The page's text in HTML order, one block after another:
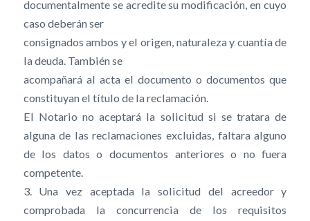
documentalmente se acredite su modificación, en cuyo
caso deberán ser
consignados ambos y el origen, naturaleza y cuantía de
la deuda. También se
acompañará al acta el documento o documentos que
constituyan el título de la reclamación.
El Notario no aceptará la solicitud si se tratara de
alguna de las reclamaciones excluidas, faltara alguno
de los datos o documentos anteriores o no fuera
competente.
3. Una vez aceptada la solicitud del acreedor y
comprobada la concurrencia de los requisitos